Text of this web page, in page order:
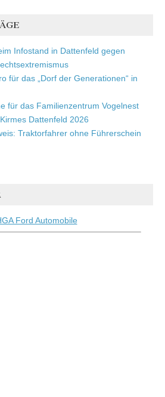
Infostand in Dattenfeld gegen
für das „Dorf der Generationen“ in
für das Familienzentrum Vogelnest
Dattenfeld 2026
Traktorfahrer ohne Führerschein